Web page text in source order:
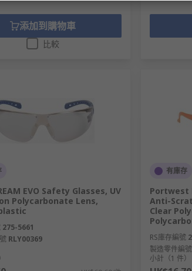
添加到購物車
比較
EVO Safety Glasses, UV
Polycarbonate Lens,
275-5661
RLY00369
有庫存
Portwest
Anti-
Clear
RS庫存編號
製造零件編號
小計（1 件）